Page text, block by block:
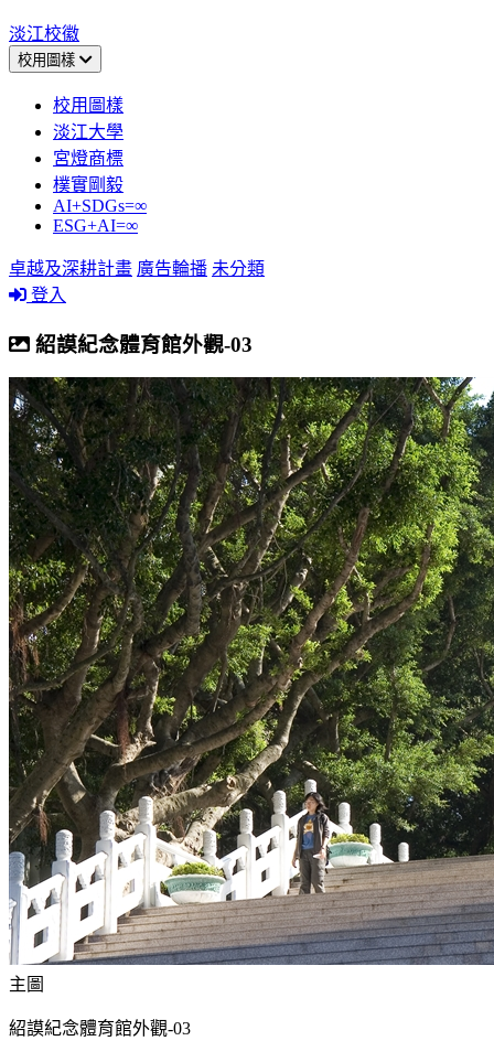
淡江校徽
校用圖樣
校用圖樣
淡江大學
宮燈商標
樸實剛毅
AI+SDGs=∞
ESG+AI=∞
卓越及深耕計畫 廣告輪播 未分類
登入
紹謨紀念體育館外觀-03
主圖
紹謨紀念體育館外觀-03